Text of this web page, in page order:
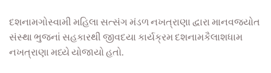
દશનામગોસ્વામી મહિલા સત્સંગ મંડળ નખત્રાણા દ્વારા માનવજ્યોત
સંસ્થા ભુજનાં સહકારથી જીવદયા કાર્યક્રમ દશનામકૈલાશધામ
નખત્રાણા મધ્યે યોજાયો હતો.